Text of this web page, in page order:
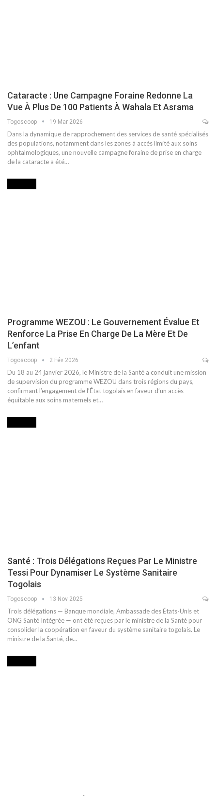
Cataracte : Une Campagne Foraine Redonne La
Vue À Plus De 100 Patients À Wahala Et Asrama
Togoscoop 19 Mar 2026
Dans la dynamique de rapprochement des services de santé spécialisés
des populations, notamment dans les zones à accès limité aux soins
ophtalmologiques, une nouvelle campagne foraine de prise en charge
de la cataracte a été…
Programme WEZOU : Le Gouvernement Évalue Et
Renforce La Prise En Charge De La Mère Et De
L’enfant
Togoscoop 2 Fév 2026
Du 18 au 24 janvier 2026, le Ministre de la Santé a conduit une mission
de supervision du programme WEZOU dans trois régions du pays,
confirmant l’engagement de l’État togolais en faveur d’un accès
équitable aux soins maternels et…
Santé : Trois Délégations Reçues Par Le Ministre
Tessi Pour Dynamiser Le Système Sanitaire
Togolais
Togoscoop 13 Nov 2025
Trois délégations — Banque mondiale, Ambassade des États-Unis et
ONG Santé Intégrée — ont été reçues par le ministre de la Santé pour
consolider la coopération en faveur du système sanitaire togolais. Le
ministre de la Santé, de…